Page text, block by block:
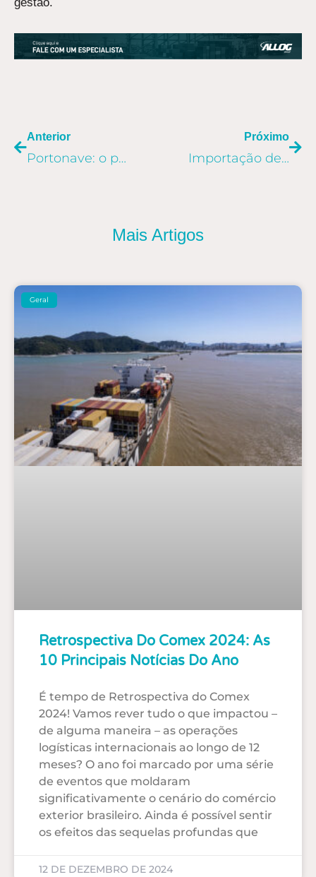
Anterior
Portonave: o primeiro terminal privado de contêineres do Brasil
Próximo
Importação de produtos eletrônicos tem índice positivo na Allog
Mais Artigos
Geral
Retrospectiva Do Comex 2024: As
10 Principais Notícias Do Ano
É tempo de Retrospectiva do Comex
2024! Vamos rever tudo o que impactou –
de alguma maneira – as operações
logísticas internacionais ao longo de 12
meses? O ano foi marcado por uma série
de eventos que moldaram
significativamente o cenário do comércio
exterior brasileiro. Ainda é possível sentir
os efeitos das sequelas profundas que
12 DE DEZEMBRO DE 2024